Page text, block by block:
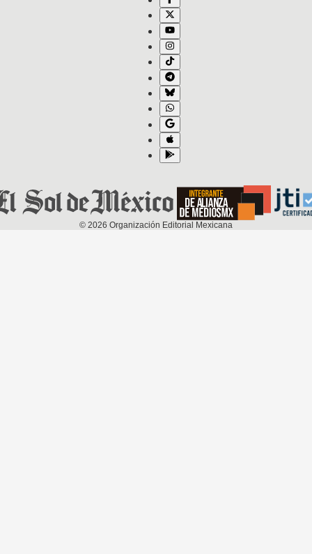
© 2026 Organización Editorial Mexicana